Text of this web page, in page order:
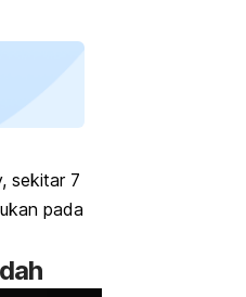
sekitar 7
pada